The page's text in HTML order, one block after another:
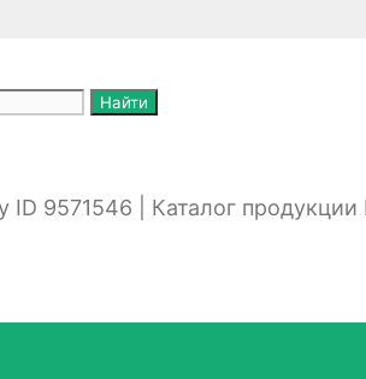
ID 9571546 | Каталог продукции